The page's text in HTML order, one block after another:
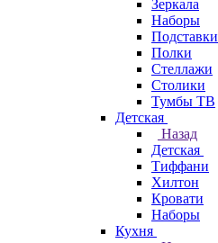
Зеркала
Наборы
Подставки
Полки
Стеллажи
Столики
Тумбы ТВ
Детская
Назад
Детская
Тиффани
Хилтон
Кровати
Наборы
Кухня